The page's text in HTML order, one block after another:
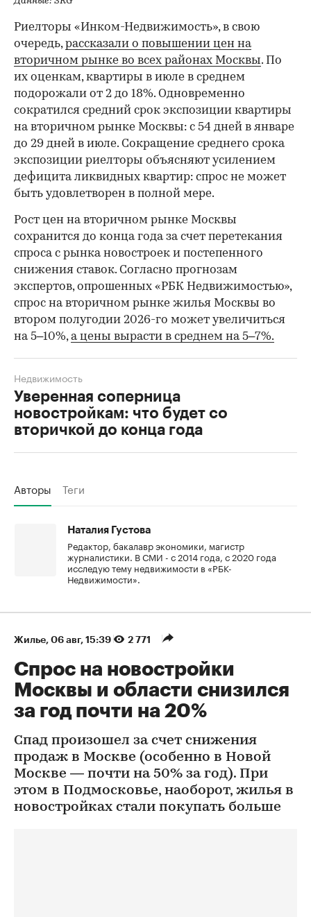
Риелторы «Инком-Недвижимость», в свою
очередь,рассказали о повышении цен на
вторичном рынке во всех районах Москвы. По
их оценкам, квартиры в июле в среднем
подорожали от 2 до 18%. Одновременно
сократился средний срок экспозиции квартиры
на вторичном рынке Москвы: с 54 дней в январе
до 29 дней в июле. Сокращение среднего срока
экспозиции риелторы объясняют усилением
дефицита ликвидных квартир: спрос не может
быть удовлетворен в полной мере.
Рост цен на вторичном рынке Москвы
сохранится до конца года за счет перетекания
спроса с рынка новостроек и постепенного
снижения ставок. Согласно прогнозам
экспертов, опрошенных «РБК Недвижимостью»,
спрос на вторичном рынке жилья Москвы во
втором полугодии 2026-го может увеличиться
на 5–10%,а цены вырасти в среднем на 5–7%.
Уверенная соперница
новостройкам: что будет со
вторичкой до конца года
Недвижимость
Авторы Теги
Наталия Густова
Редактор, бакалавр экономики, магистр
журналистики. В СМИ - с 2014 года, с 2020 года
исследую тему недвижимости в «РБК-
Недвижимости».
Жилье⁠, 06 авг, 15:39 2 771
Спрос на новостройки
Москвы и области снизился
за год почти на 20%
Спад произошел за счет снижения
продаж в Москве (особенно в Новой
Москве — почти на 50% за год). При
этом в Подмосковье, наоборот, жилья в
новостройках стали покупать больше